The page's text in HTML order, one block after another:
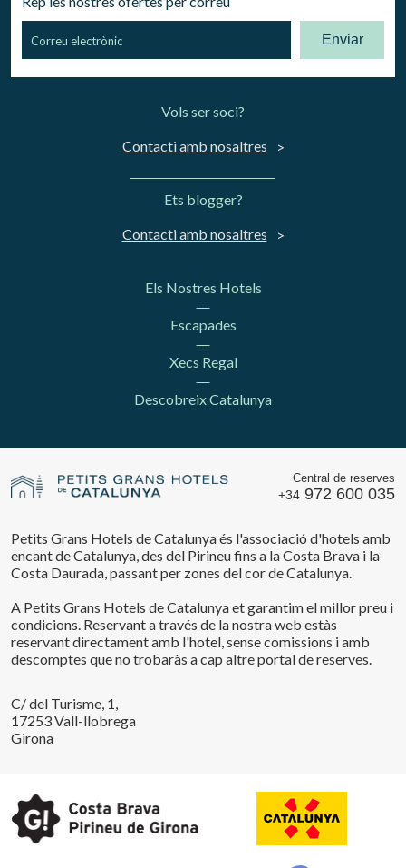
Enviar
Vols ser soci?
Contacti amb nosaltres
Ets blogger?
Contacti amb nosaltres
Els Nostres Hotels
Escapades
Xecs Regal
Descobreix Catalunya
Central de reserves
+34 972 600 035
Petits Grans Hotels de Catalunya és l'associació d'hotels amb
encant de Catalunya, des del Pirineu fins a la Costa Brava i la
Costa Daurada, passant per zones del cor de Catalunya.
A Petits Grans Hotels de Catalunya et garantim el millor preu i
condicions. Reservant a través de la nostra web estàs
reservant directament amb l'hotel, sense comissions i amb
descomptes que no trobaràs a cap altre portal de reserves.
C/ del Turisme, 1,
17253 Vall-llobrega
Girona